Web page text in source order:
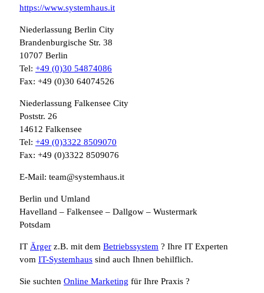
https://www.systemhaus.it
Niederlassung Berlin City
Brandenburgische Str. 38
10707 Berlin
Tel: +49 (0)30 54874086
Fax: +49 (0)30 64074526
Niederlassung Falkensee City
Poststr. 26
14612 Falkensee
Tel: +49 (0)3322 8509070
Fax: +49 (0)3322 8509076
E-Mail: team@systemhaus.it
Berlin und Umland
Havelland – Falkensee – Dallgow – Wustermark
Potsdam
IT Ärger z.B. mit dem Betriebssystem ? Ihre IT Experten
vom IT-Systemhaus sind auch Ihnen behilflich.
Sie suchten Online Marketing für Ihre Praxis ?